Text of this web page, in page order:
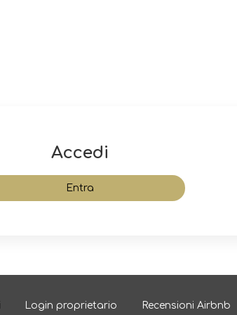
Accedi
Entra
Login proprietario Recensioni Airbnb